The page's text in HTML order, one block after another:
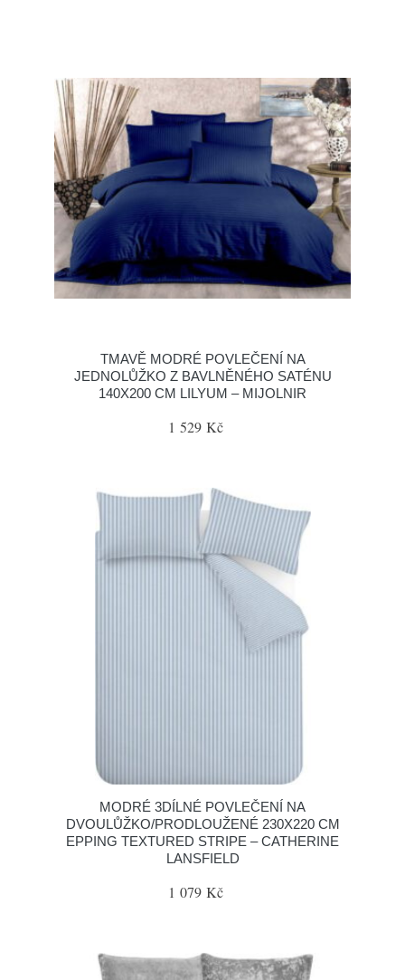
TMAVĚ MODRÉ POVLEČENÍ NA
JEDNOLŮŽKO Z BAVLNĚNÉHO SATÉNU
140X200 CM LILYUM – MIJOLNIR
1 529 Kč
MODRÉ 3DÍLNÉ POVLEČENÍ NA
DVOULŮŽKO/PRODLOUŽENÉ 230X220 CM
EPPING TEXTURED STRIPE – CATHERINE
LANSFIELD
1 079 Kč